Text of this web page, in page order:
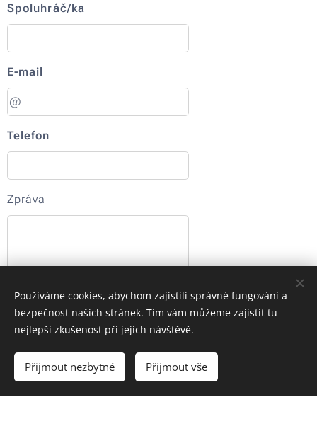
Spoluhráč/ka
E-mail
Telefon
Zpráva
Odeslat
Používáme cookies, abychom zajistili správné fungování a
bezpečnost našich stránek. Tím vám můžeme zajistit tu
nejlepší zkušenost při jejich návštěvě.
Přijmout nezbytné Přijmout vše